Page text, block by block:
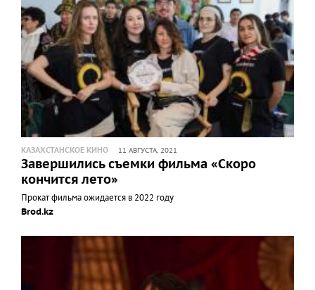
КАЗАХСТАНСКОЕ КИНО 11 АВГУСТА, 2021
Завершились съемки фильма «Скоро
кончится лето»
Прокат фильма ожидается в 2022 году
Brod.kz